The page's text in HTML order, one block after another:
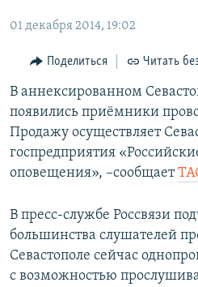
главной
навигации
Вернутся
поиску
11 ЛЕТ ОККУПАЦИИ КРЫМА. 11
ЕЩЕ
ИНТЕРАКТИВ
ИНФОГРАФИКА
ТЕЛЕПРОЕКТ КРЫМ.РЕАЛИИ
СОВЕТЫ ПРАВОЗАЩИТНИКОВ
ПРОПАВШИЕ БЕЗ ВЕСТИ
ПОБЕДИТЕЛЕЙ НЕ СУДЯТ?
КРЫМ.НЕПОКОРЕННЫЙ
РАДІО СВОБОДА
КАК ОБОЙТИ БЛОКИРОВКУ
Українською
Qırımtatar
ПРИСОЕДИНЯЙТЕСЬ!
01 декабря 2014, 19:02
Поделиться Читать
В аннексированном
появились приёмники
Продажу осуществляет
госпредприятия
оповещения», –сообщает
В пресс-службе Россвязи
большинства слушателей
Севастополе сейчас
с возможностью